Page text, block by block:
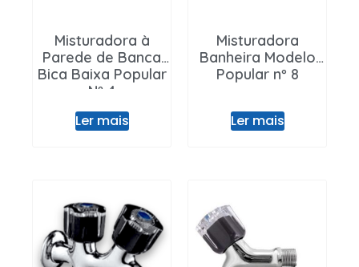
Misturadora à
Parede de Banca
Bica Baixa Popular
Nº 4
Ler mais
Misturadora
Banheira Modelo
Popular nº 8
Ler mais